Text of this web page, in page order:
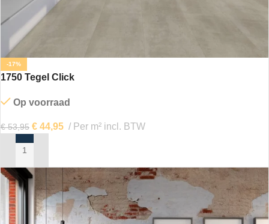
-17%
1750 Tegel Click
Op voorraad
€53,95 € 44,95 Per m² incl. BTW
IN MIJN WINKELWAGEN